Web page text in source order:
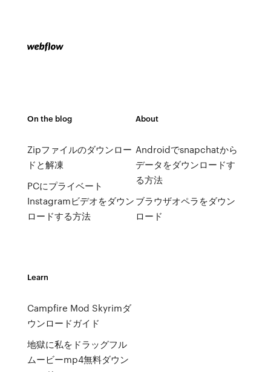
On the blog
Zipファイルのダウンロー
ドと解凍
PCにプライベート
Instagramビデオをダウン
ロードする方法
About
Androidでsnapchatから
データをダウンロードす
る方法
ブラウザオペラをダウン
ロード
Learn
Campfire Mod Skyrimダ
ウンロードガイド
地獄に私をドラッグフル
ムービーmp4無料ダウン